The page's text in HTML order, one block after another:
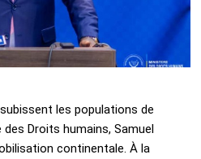
les populations de
des Droits humains, Samuel
continentale. À la